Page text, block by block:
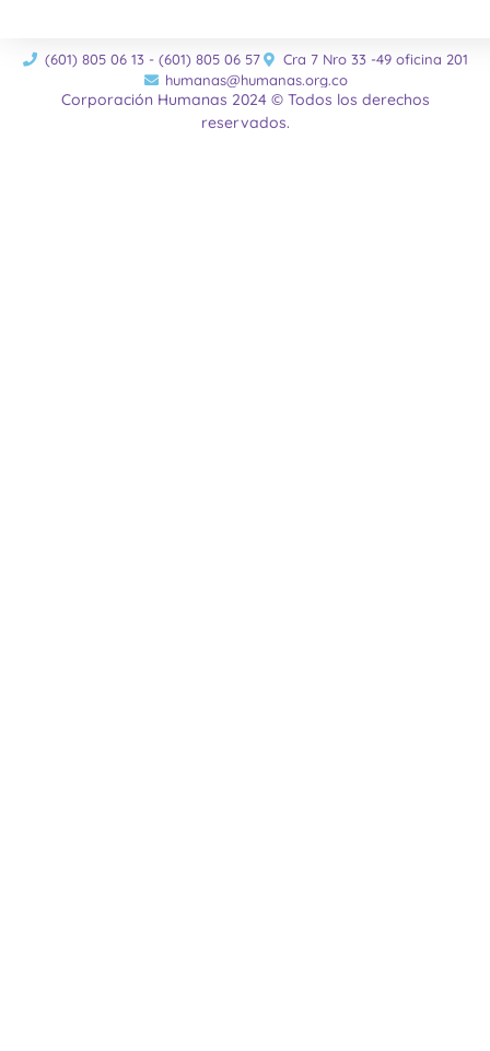
(601) 805 06 13 - (601) 805 06 57
Cra 7 Nro 33 -49 oficina 201
humanas@humanas.org.co
Corporación Humanas 2024 © Todos los derechos
reservados.